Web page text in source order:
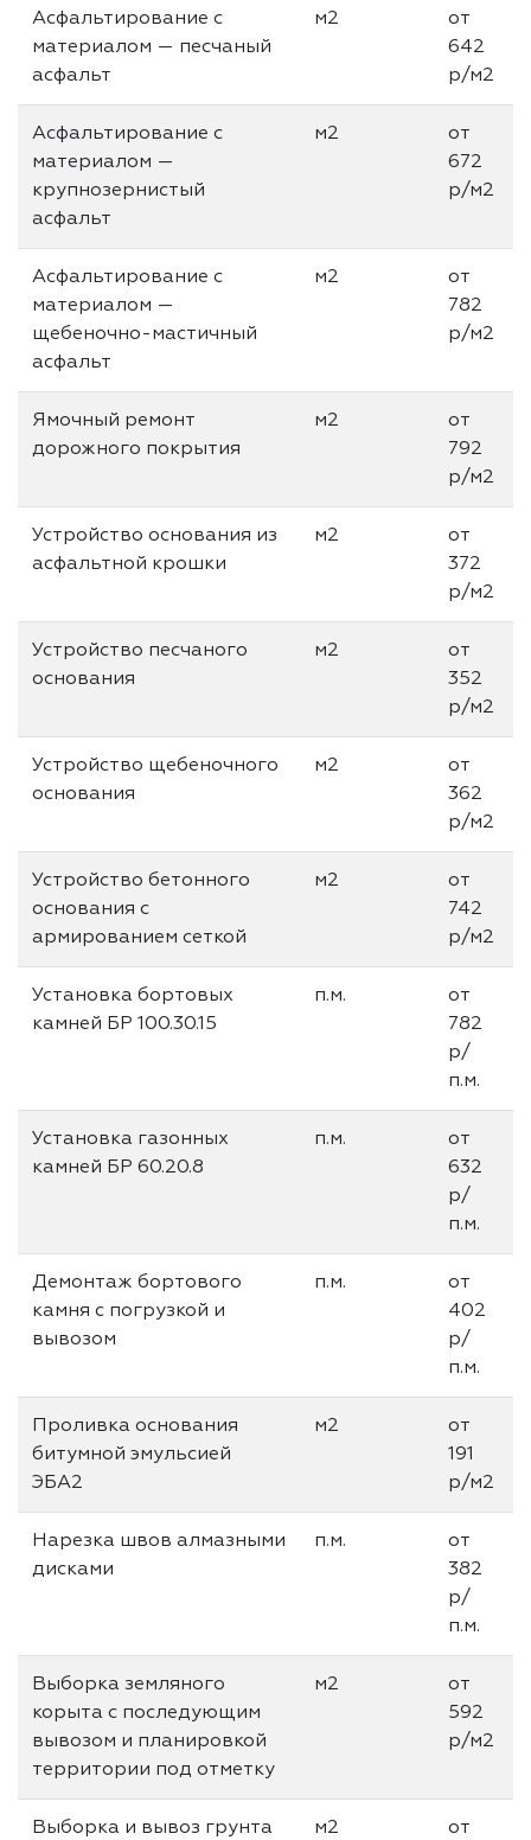
Асфальтирование с
материалом — песчаный
асфальт
м2
от
642
р/м2
Асфальтирование с
материалом —
крупнозернистый
асфальт
м2
от
672
р/м2
Асфальтирование с
материалом —
щебеночно-мастичный
асфальт
м2
от
782
р/м2
Ямочный ремонт
дорожного покрытия
м2
от
792
р/м2
Устройство основания из
асфальтной крошки
м2
от
372
р/м2
Устройство песчаного
основания
м2
от
352
р/м2
Устройство щебеночного
основания
м2
от
362
р/м2
Устройство бетонного
основания с
армированием сеткой
м2
от
742
р/м2
Установка бортовых
камней БР 100.30.15
п.м.
от
782
р/
п.м.
Установка газонных
камней БР 60.20.8
п.м.
от
632
р/
п.м.
Демонтаж бортового
камня с погрузкой и
вывозом
п.м.
от
402
р/
п.м.
Проливка основания
битумной эмульсией
ЭБА2
м2
от
191
р/м2
Нарезка швов алмазными
дисками
п.м.
от
382
р/
п.м.
Выборка земляного
корыта с последующим
вывозом и планировкой
территории под отметку
м2
от
592
р/м2
Выборка и вывоз грунта м2 от